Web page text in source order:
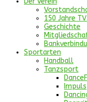
150 Jahre
Geschichte
Sportarten
Handball
Tanzsport
Impuls